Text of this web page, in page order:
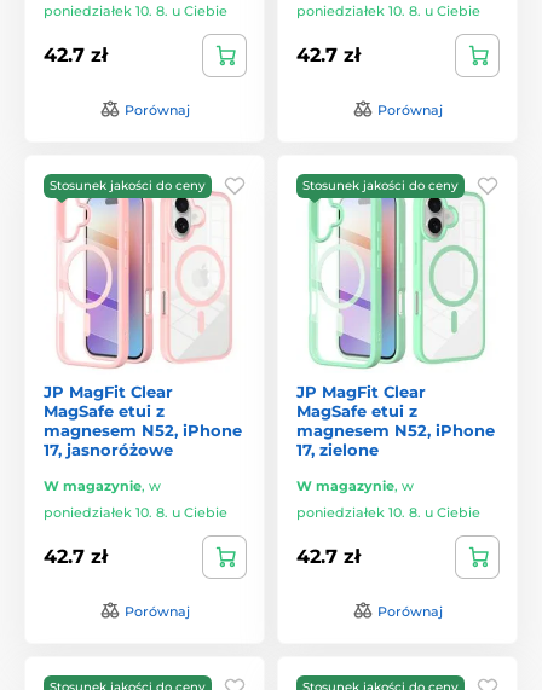
poniedziałek 10. 8. u Ciebie
42.7 zł
Porównaj
poniedziałek 10. 8. u Ciebie
42.7 zł
Porównaj
Stosunek jakości do ceny
JP MagFit Clear
MagSafe etui z
magnesem N52, iPhone
17, jasnoróżowe
W magazynie, w
poniedziałek 10. 8. u Ciebie
42.7 zł
Porównaj
Stosunek jakości do ceny
JP MagFit Clear
MagSafe etui z
magnesem N52, iPhone
17, zielone
W magazynie, w
poniedziałek 10. 8. u Ciebie
42.7 zł
Porównaj
Stosunek jakości do ceny Stosunek jakości do ceny